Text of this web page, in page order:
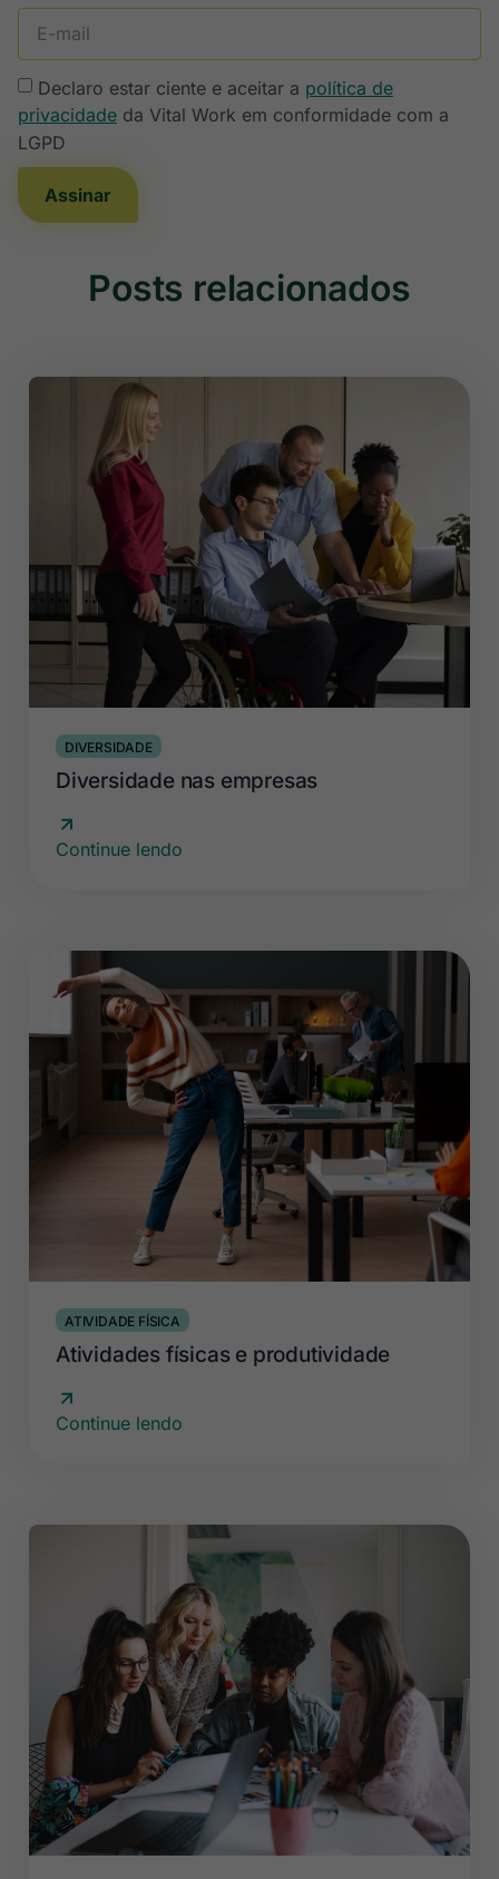
Declaro estar ciente e aceitar a política de
privacidade da Vital Work em conformidade com a
LGPD
Assinar
Posts relacionados
DIVERSIDADE
Diversidade nas empresas
Continue lendo
ATIVIDADE FÍSICA
Atividades físicas e produtividade
Continue lendo